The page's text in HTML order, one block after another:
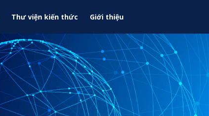
Thư viện kiến thức Giới thiệu